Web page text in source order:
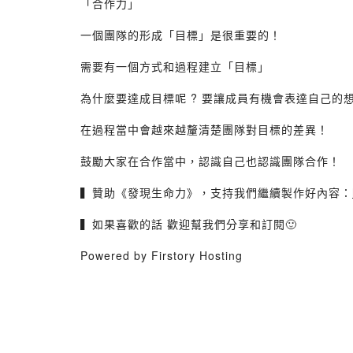
「合作力」
一個團隊的形成「目標」是很重要的！
需要有一個方式和過程建立「目標」
為什麼要達成目標呢 ? 要讓成員有機會表達自己的
在過程當中會越來越釐清楚團隊對目標的差異！
鼓勵大家在合作當中，認識自己也認識團隊合作！
▍贊助《發現生命力》，支持我們繼續製作好內容：
▍如果喜歡的話 歡迎幫我們分享和訂閱🙂
Powered by Firstory Hosting